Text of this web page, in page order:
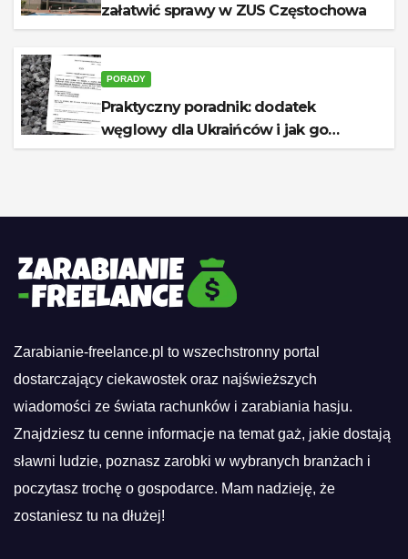
załatwić sprawy w ZUS Częstochowa
PORADY
Praktyczny poradnik: dodatek
węglowy dla Ukraińców i jak go
otrzymać
Zarabianie-freelance.pl to wszechstronny portal
dostarczający ciekawostek oraz najświeższych
wiadomości ze świata rachunków i zarabiania hasju.
Znajdziesz tu cenne informacje na temat gaż, jakie dostają
sławni ludzie, poznasz zarobki w wybranych branżach i
poczytasz trochę o gospodarce. Mam nadzieję, że
zostaniesz tu na dłużej!